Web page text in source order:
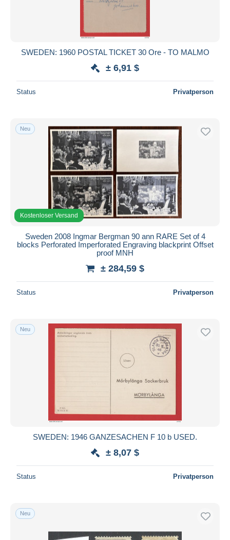
SWEDEN: 1960 POSTAL TICKET 30 Ore - TO MALMO
± 6,91 $
Status Privatperson
Neu
Kostenloser Versand
Sweden 2008 Ingmar Bergman 90 ann RARE Set of 4
blocks Perforated Imperforated Engraving blackprint Offset
proof MNH
± 284,59 $
Status Privatperson
Neu
SWEDEN: 1946 GANZESACHEN F 10 b USED.
± 8,07 $
Status Privatperson
Neu